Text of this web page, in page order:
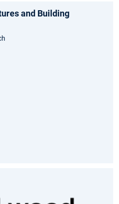
and Building